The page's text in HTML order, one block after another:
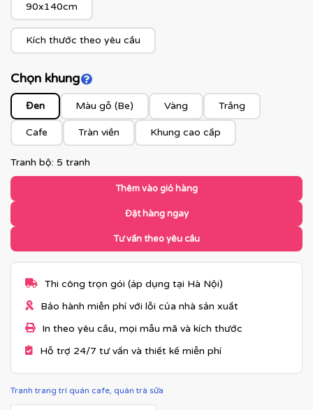
90x140cm
Kích thước theo yêu cầu
Chọn khungClick để xem màu khung
Đen Màu gỗ (Be) Vàng Trắng
Cafe Tràn viền Khung cao cấp
Tranh bộ: 5 tranh
Thêm vào giỏ hàng
Đặt hàng ngay
Tư vấn theo yêu cầu
Thi công trọn gói (áp dụng tại Hà Nội)
Bảo hành miễn phí với lỗi của nhà sản xuất
In theo yêu cầu, mọi mẫu mã và kích thước
Hỗ trợ 24/7 tư vấn và thiết kế miễn phí
Tranh trang trí quán cafe, quán trà sữa